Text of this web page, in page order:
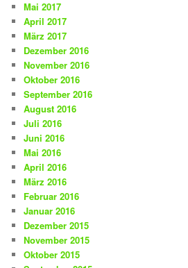
Mai 2017
April 2017
März 2017
Dezember 2016
November 2016
Oktober 2016
September 2016
August 2016
Juli 2016
Juni 2016
Mai 2016
April 2016
März 2016
Februar 2016
Januar 2016
Dezember 2015
November 2015
Oktober 2015